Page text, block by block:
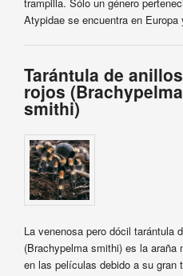
Atypidae se encuentra en Europa
Tarántula de anillos
rojos (Brachypelma
smithi)
La venenosa pero dócil tarántula
(Brachypelma smithi) es la araña
en las películas debido a su gran